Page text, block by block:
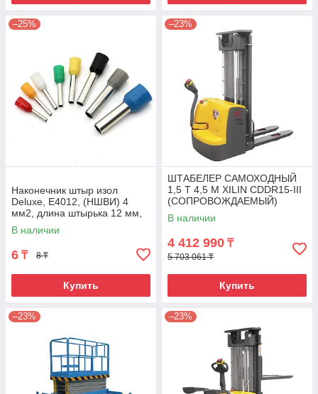
–25%
Наконечник штыр изол
Deluxe, Е4012, (НШВИ) 4
мм2, длина штырька 12 мм,
(1000 шт/упак)
В наличии
6 ₸ 8 ₸
Купить
–23%
ШТАБЕЛЕР САМОХОДНЫЙ
1,5 Т 4,5 М XILIN CDDR15-III
(СОПРОВОЖДАЕМЫЙ)
В наличии
4 412 990 ₸
5 703 061 ₸
Купить
–23% –23%